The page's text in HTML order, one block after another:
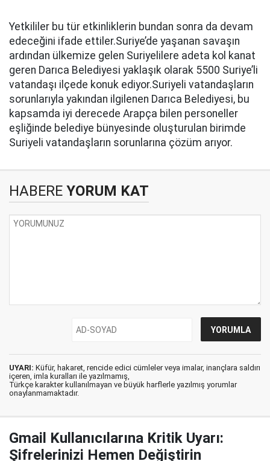
Yetkililer bu tür etkinliklerin bundan sonra da devam
edeceğini ifade ettiler.Suriye’de yaşanan savaşın
ardından ülkemize gelen Suriyelilere adeta kol kanat
geren Darıca Belediyesi yaklaşık olarak 5500 Suriye’li
vatandaşı ilçede konuk ediyor.Suriyeli vatandaşların
sorunlarıyla yakından ilgilenen Darıca Belediyesi, bu
kapsamda iyi derecede Arapça bilen personeller
eşliğinde belediye bünyesinde oluşturulan birimde
Suriyeli vatandaşların sorunlarına çözüm arıyor.
HABERE YORUM KAT
UYARI: Küfür, hakaret, rencide edici cümleler veya imalar, inançlara saldırı
içeren, imla kuralları ile yazılmamış,
Türkçe karakter kullanılmayan ve büyük harflerle yazılmış yorumlar
onaylanmamaktadır.
Gmail Kullanıcılarına Kritik Uyarı:
Şifrelerinizi Hemen Değiştirin